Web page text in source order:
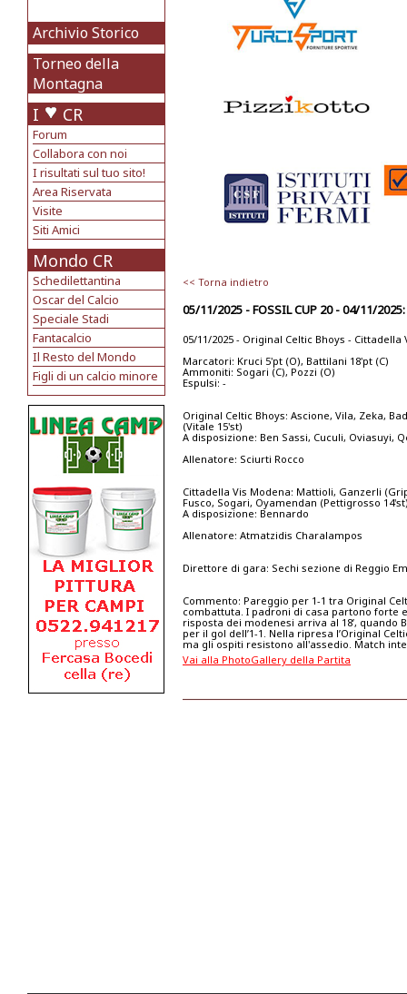
Archivio Storico
Torneo della
Montagna
I CR
Forum
Collabora con noi
I risultati sul tuo sito!
Area Riservata
Visite
Siti Amici
Mondo CR
Schedilettantina
Oscar del Calcio
Speciale Stadi
Fantacalcio
Il Resto del Mondo
Figli di un calcio minore
<< Torna indietro
05/11/2025 - FOSSIL CUP 20 - 04/11/
05/11/2025 - Original Celtic Bhoys - Cittadella
Marcatori: Kruci 5'pt (O), Battilani 18'pt (C)
Ammoniti: Sogari (C), Pozzi (O)
Espulsi: -
Original Celtic Bhoys: Ascione, Vila, Zeka,
(Vitale 15'st)
A disposizione: Ben Sassi, Cuculi, Oviasuyi,
Allenatore: Sciurti Rocco
Cittadella Vis Modena: Mattioli, Ganzerli
Fusco, Sogari, Oyamendan (Pettigrosso
A disposizione: Bennardo
Allenatore: Atmatzidis Charalampos
Direttore di gara: Sechi sezione di Reggio
Commento: Pareggio per 1-1 tra Original
combattuta. I padroni di casa partono forte
risposta dei modenesi arriva al 18’,
per il gol dell’1-1. Nella ripresa l’Original
ma gli ospiti resistono all'assedio. Match
Vai alla PhotoGallery della Partita